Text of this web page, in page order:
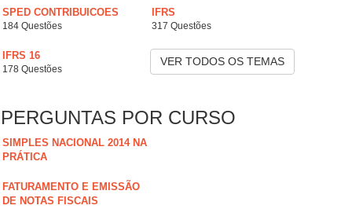
SPED CONTRIBUICOES
184 Questões
IFRS
317 Questões
IFRS 16
178 Questões
VER TODOS OS TEMAS
PERGUNTAS POR CURSO
SIMPLES NACIONAL 2014 NA
PRÁTICA
FATURAMENTO E EMISSÃO
DE NOTAS FISCAIS